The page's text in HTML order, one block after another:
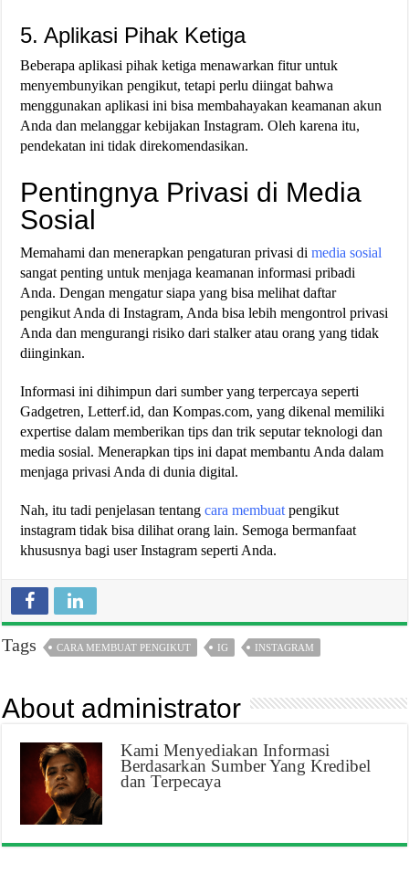
5. Aplikasi Pihak Ketiga
Beberapa aplikasi pihak ketiga menawarkan fitur untuk
menyembunyikan pengikut, tetapi perlu diingat bahwa
menggunakan aplikasi ini bisa membahayakan keamanan akun
Anda dan melanggar kebijakan Instagram. Oleh karena itu,
pendekatan ini tidak direkomendasikan​​.
Pentingnya Privasi di Media
Sosial
Memahami dan menerapkan pengaturan privasi dimedia sosial
sangat penting untuk menjaga keamanan informasi pribadi
Anda. Dengan mengatur siapa yang bisa melihat daftar
pengikut Anda di Instagram, Anda bisa lebih mengontrol privasi
Anda dan mengurangi risiko dari stalker atau orang yang tidak
diinginkan.
Informasi ini dihimpun dari sumber yang terpercaya seperti
Gadgetren​​, Letterf.id​​, dan Kompas.com​​, yang dikenal memiliki
expertise dalam memberikan tips dan trik seputar teknologi dan
media sosial. Menerapkan tips ini dapat membantu Anda dalam
menjaga privasi Anda di dunia digital.
Nah, itu tadi penjelasan tentangcara membuat pengikut
instagram tidak bisa dilihat orang lain. Semoga bermanfaat
khususnya bagi user Instagram seperti Anda.
Tags CARA MEMBUAT PENGIKUT IG INSTAGRAM
About administrator
Kami Menyediakan Informasi
Berdasarkan Sumber Yang Kredibel
dan Terpecaya